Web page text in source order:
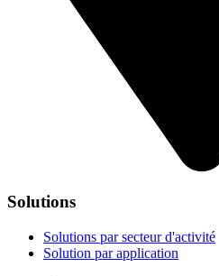
Solutions
Solutions par secteur d'activité
Solution par application